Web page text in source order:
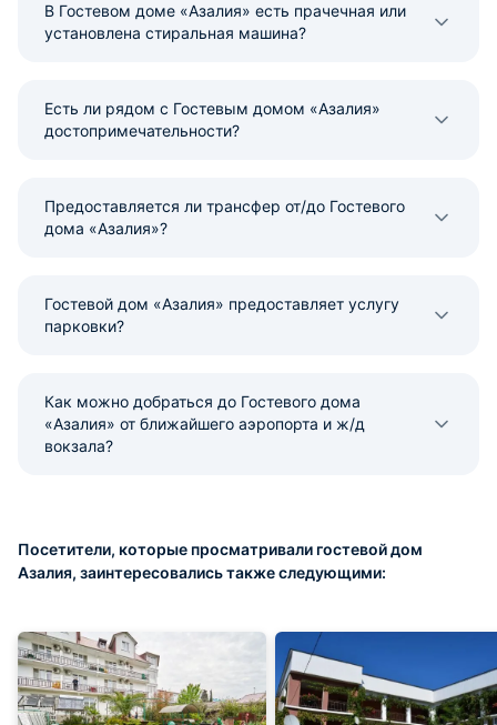
В Гостевом доме «Азалия» есть прачечная или
установлена стиральная машина?
Есть ли рядом с Гостевым домом «Азалия»
достопримечательности?
Предоставляется ли трансфер от/до Гостевого
дома «Азалия»?
Гостевой дом «Азалия» предоставляет услугу
парковки?
Как можно добраться до Гостевого дома
«Азалия» от ближайшего аэропорта и ж/д
вокзала?
Посетители, которые просматривали гостевой дом
Азалия, заинтересовались также следующими: